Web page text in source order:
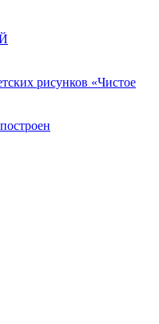
рисунков «Чистое